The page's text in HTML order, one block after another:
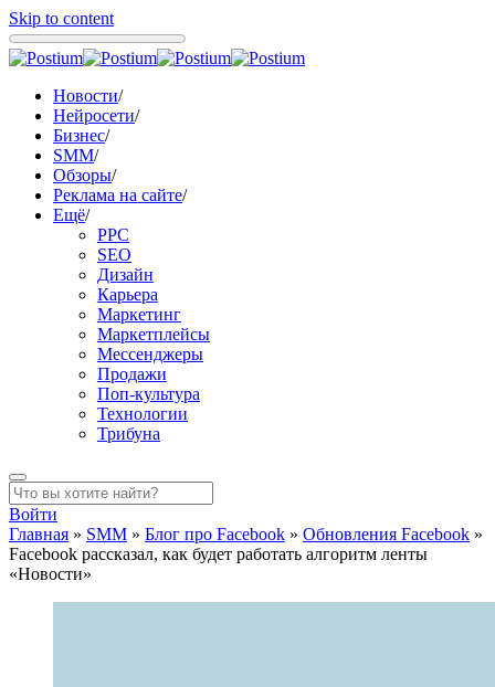
Skip to content
Новости/
Нейросети/
Бизнес/
SMM/
Обзоры/
Реклама на сайте/
Ещё/
PPC
SEO
Дизайн
Карьера
Маркетинг
Маркетплейсы
Мессенджеры
Продажи
Поп-культура
Технологии
Трибуна
Войти
Главная » SMM » Блог про Facebook » Обновления Facebook »
Facebook рассказал, как будет работать алгоритм ленты
«Новости»